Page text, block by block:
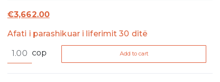
€3,662.00
Afati i parashikuar i liferimit 30 ditë
MonoSettecento
Ceramiccop Add to cart